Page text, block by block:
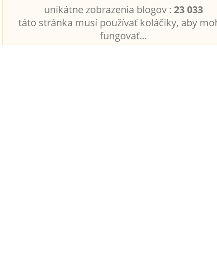
unikátne zobrazenia blogov : 23 033
táto stránka musí používať koláčiky, aby
fungovať...